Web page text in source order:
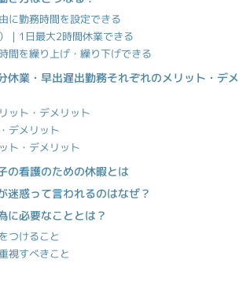
に勤務時間を設定できる
｜1日最大2時間休業できる
間を繰り上げ・繰り下げできる
休業・早出遅出勤務それぞれのメリット・デメ
ット・デメリット
デメリット
ト・デメリット
の看護のための休暇とは
迷惑って言われるのはなぜ？
に必要なこととは？
つけること
視すべきこと